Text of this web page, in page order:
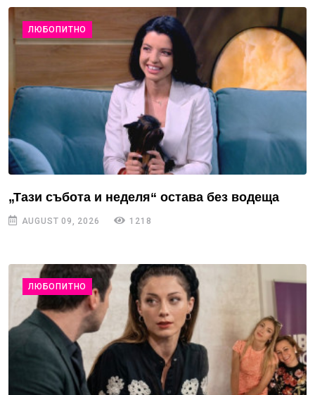
ЛЮБОПИТНО
„Тази събота и неделя“ остава без водеща
AUGUST 09, 2026 1218
ЛЮБОПИТНО